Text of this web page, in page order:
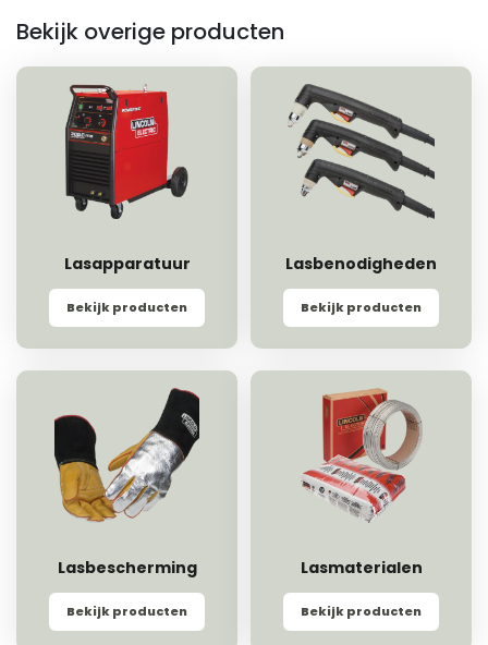
Bekijk overige producten
Lasapparatuur
Bekijk producten
Lasbenodigheden
Bekijk producten
Lasbescherming
Bekijk producten
Lasmaterialen
Bekijk producten